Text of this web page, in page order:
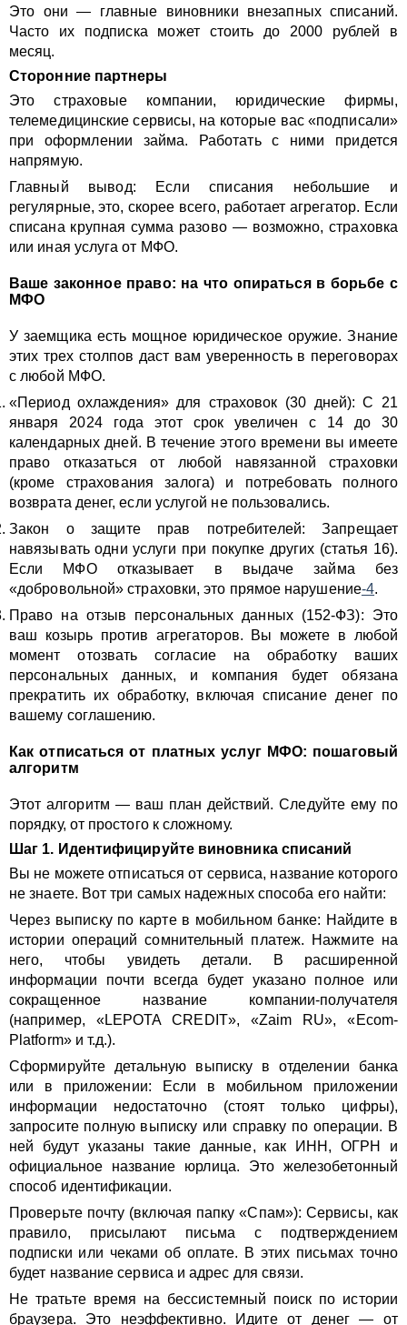
Это они — главные виновники внезапных списаний.
Часто их подписка может стоить до 2000 рублей в
месяц.
Сторонние партнеры
Это страховые компании, юридические фирмы,
телемедицинские сервисы, на которые вас «подписали»
при оформлении займа. Работать с ними придется
напрямую.
Главный вывод: Если списания небольшие и
регулярные, это, скорее всего, работает агрегатор. Если
списана крупная сумма разово — возможно, страховка
или иная услуга от МФО.
Ваше законное право: на что опираться в борьбе с
МФО
У заемщика есть мощное юридическое оружие. Знание
этих трех столпов даст вам уверенность в переговорах
с любой МФО.
«Период охлаждения» для страховок (30 дней): С 21
января 2024 года этот срок увеличен с 14 до 30
календарных дней. В течение этого времени вы имеете
право отказаться от любой навязанной страховки
(кроме страхования залога) и потребовать полного
возврата денег, если услугой не пользовались.
Закон о защите прав потребителей: Запрещает
навязывать одни услуги при покупке других (статья 16).
Если МФО отказывает в выдаче займа без
«добровольной» страховки, это прямое нарушение-4.
Право на отзыв персональных данных (152-ФЗ): Это
ваш козырь против агрегаторов. Вы можете в любой
момент отозвать согласие на обработку ваших
персональных данных, и компания будет обязана
прекратить их обработку, включая списание денег по
вашему соглашению.
Как отписаться от платных услуг МФО: пошаговый
алгоритм
Этот алгоритм — ваш план действий. Следуйте ему по
порядку, от простого к сложному.
Шаг 1. Идентифицируйте виновника списаний
Вы не можете отписаться от сервиса, название которого
не знаете. Вот три самых надежных способа его найти:
Через выписку по карте в мобильном банке: Найдите в
истории операций сомнительный платеж. Нажмите на
него, чтобы увидеть детали. В расширенной
информации почти всегда будет указано полное или
сокращенное название компании-получателя
(например, «LEPOTA CREDIT», «Zaim RU», «Ecom-
Platform» и т.д.).
Сформируйте детальную выписку в отделении банка
или в приложении: Если в мобильном приложении
информации недостаточно (стоят только цифры),
запросите полную выписку или справку по операции. В
ней будут указаны такие данные, как ИНН, ОГРН и
официальное название юрлица. Это железобетонный
способ идентификации.
Проверьте почту (включая папку «Спам»): Сервисы, как
правило, присылают письма с подтверждением
подписки или чеками об оплате. В этих письмах точно
будет название сервиса и адрес для связи.
Не тратьте время на бессистемный поиск по истории
браузера. Это неэффективно. Идите от денег — от